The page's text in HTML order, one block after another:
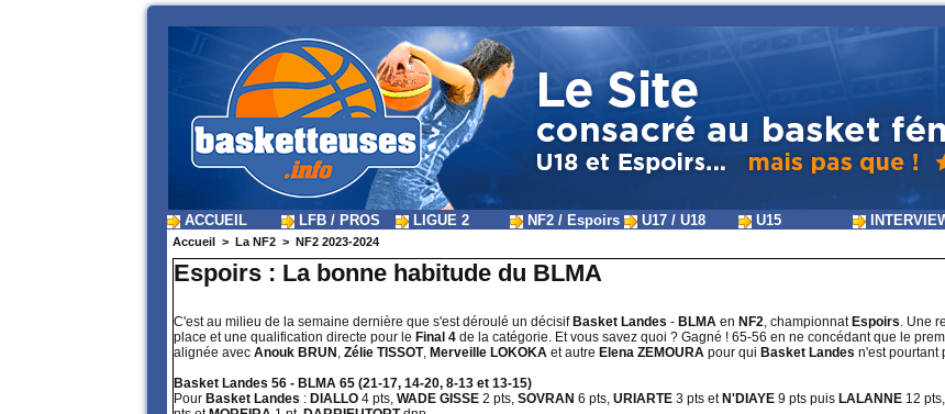
ACCUEIL LFB / PROS LIGUE 2 NF2 / Espoirs U17 / U18 U15
Accueil > La NF2 > NF2 2023-2024
Espoirs : La bonne habitude du BLMA
C'est au milieu de la semaine dernière que s'est déroulé un décisif Basket Landes - BLMA en NF2, championnat Espoirs. Une
place et une qualification directe pour le Final 4 de la catégorie. Et vous savez quoi ? Gagné ! 65-56 en ne concédant que le
alignée avec Anouk BRUN , Zélie TISSOT, Merveille LOKOKA et autre Elena ZEMOURA pour qui Basket Landes n'est pourtant
Basket Landes 56 - BLMA 65 (21-17, 14-20, 8-13 et 13-15)
Pour Basket Landes : DIALLO 4 pts, WADE GISSE 2 pts, SOVRAN 6 pts, URIARTE 3 pts et N'DIAYE 9 pts puis LALANNE 12 pts,